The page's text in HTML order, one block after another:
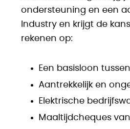
ondersteuning en een
Industry en krijgt de
rekenen op:
Een basisloon
Aantrekkelijk en
Elektrische
Maaltijdcheques